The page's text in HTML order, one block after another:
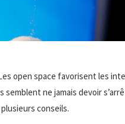
open space favorisent les
ne jamais devoir
conseils.